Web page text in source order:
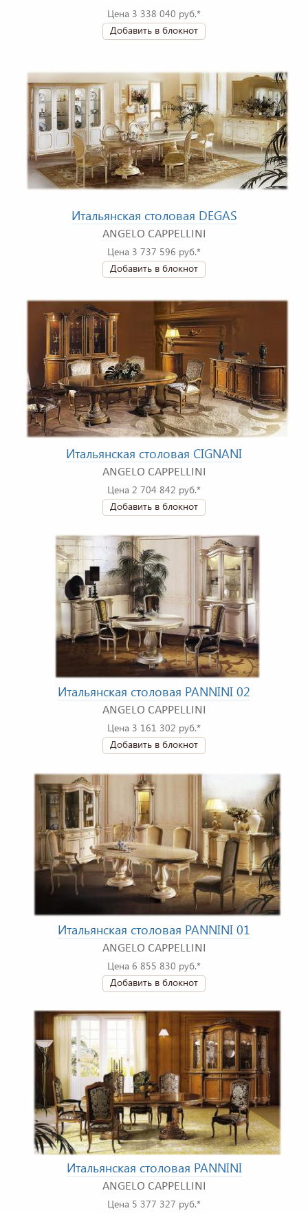
Цена 3 338 040 руб.*
Добавить в блокнот
Итальянская столовая DEGAS
ANGELO CAPPELLINI
Цена 3 737 596 руб.*
Добавить в блокнот
Итальянская столовая CIGNANI
ANGELO CAPPELLINI
Цена 2 704 842 руб.*
Добавить в блокнот
Итальянская столовая PANNINI 02
ANGELO CAPPELLINI
Цена 3 161 302 руб.*
Добавить в блокнот
Итальянская столовая PANNINI 01
ANGELO CAPPELLINI
Цена 6 855 830 руб.*
Добавить в блокнот
Итальянская столовая PANNINI
ANGELO CAPPELLINI
Цена 5 377 327 руб.*